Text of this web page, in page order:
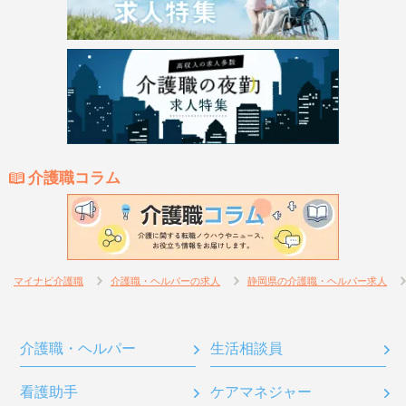
介護職コラム
マイナビ介護職 介護職・ヘルパーの求人 静岡県の介護職・ヘルパー求人
介護職・ヘルパー 生活相談員
看護助手 ケアマネジャー